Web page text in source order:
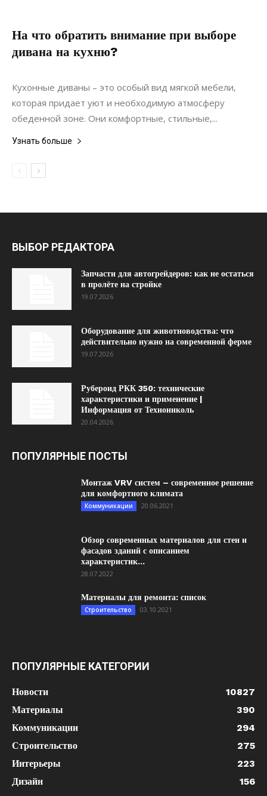
На что обратить внимание при выборе
дивана на кухню?
22.12.2021
Кухонные диваны – это особый вид мягкой мебели,
которая придает уют и необходимую атмосферу
обеденной зоне. Они комфортные, стильные,...
Узнать больше
ВЫБОР РЕДАКТОРА
Запчасти для автогрейдеров: как не остаться
в пролёте на стройке
19.07.2026
Оборудование для животноводства: что
действительно нужно на современной ферме
19.07.2026
Рубероид РКК 350: технические
характеристики и применение |
Информация от Технониколь
20.04.2026
ПОПУЛЯРНЫЕ ПОСТЫ
Монтаж VRV систем – современное решение
для комфортного климата
Коммуникации 20.06.2021
Обзор современных материалов для стен и
фасадов зданий с описанием
характеристик...
28.07.2022
Материалы для ремонта: список
Строительство 03.10.2021
ПОПУЛЯРНЫЕ КАТЕГОРИИ
Новости
10827
Материалы
390
Коммуникации
294
Строительство
275
Интерьеры
223
Дизайн
156